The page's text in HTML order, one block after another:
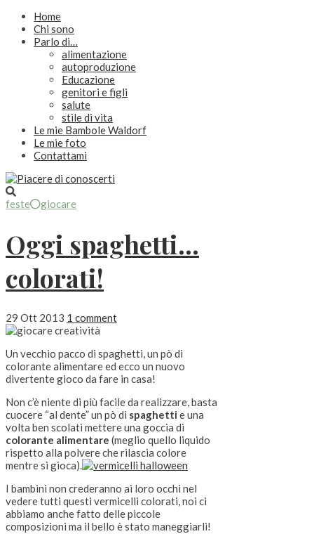
Home
Chi sono
Parlo di…
alimentazione
autoproduzione
Educazione
genitori e figli
salute
stile di vita
Le mie Bambole Waldorf
Le mie foto
Contattami
feste giocare
Oggi spaghetti…
colorati!
29 Ott 2013 1 comment
Un vecchio pacco di spaghetti, un pò di
colorante alimentare ed ecco un nuovo
divertente gioco da fare in casa!
Non c’è niente di più facile da realizzare, basta
cuocere “al dente” un pò di spaghetti e una
volta ben scolati mettere una goccia di
colorante alimentare (meglio quello liquido
rispetto alla polvere che rilascia colore
mentre si gioca).
I bambini non crederanno ai loro occhi nel
vedere tutti questi vermicelli colorati, noi ci
abbiamo anche fatto delle piccole
composizioni ma il bello è stato maneggiarli!